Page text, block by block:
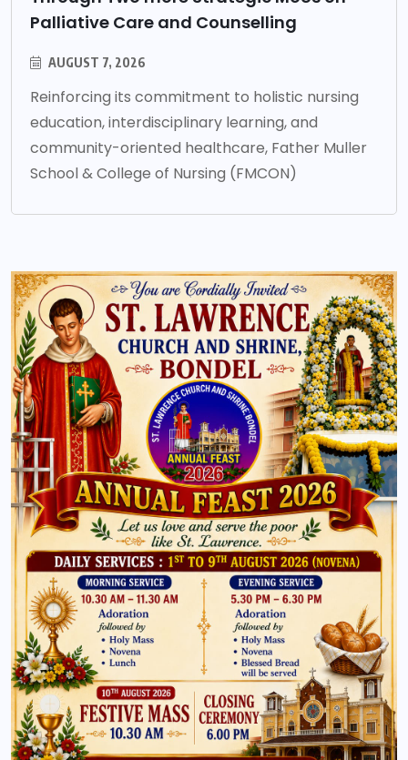
Palliative Care and Counselling
AUGUST 7, 2026
Reinforcing its commitment to holistic nursing
education, interdisciplinary learning, and
community-oriented healthcare, Father Muller
School & College of Nursing (FMCON)